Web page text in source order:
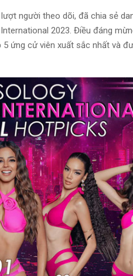
người theo dõi, đã chia sẻ
2023. Điều đáng
ứng cử viên xuất sắc nhất và